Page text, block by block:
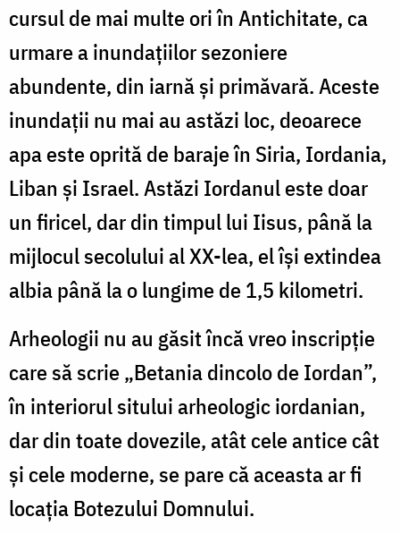
cursul de mai multe ori în Antichitate, ca
urmare a inundațiilor sezoniere
abundente, din iarnă și primăvară. Aceste
inundații nu mai au astăzi loc, deoarece
apa este oprită de baraje în Siria, Iordania,
Liban și Israel. Astăzi Iordanul este doar
un firicel, dar din timpul lui Iisus, până la
mijlocul secolului al XX-lea, el își extindea
albia până la o lungime de 1,5 kilometri.
Arheologii nu au găsit încă vreo inscripție
care să scrie „Betania dincolo de Iordan”,
în interiorul sitului arheologic iordanian,
dar din toate dovezile, atât cele antice cât
și cele moderne, se pare că aceasta ar fi
locația Botezului Domnului.